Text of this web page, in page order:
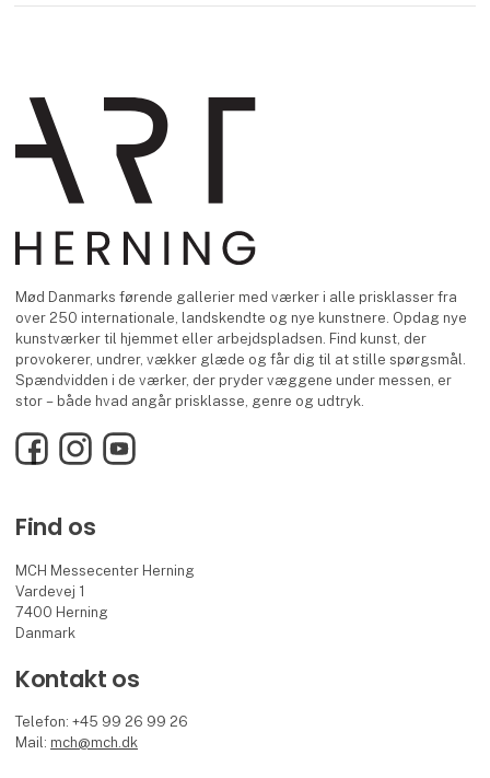
Mød Danmarks førende gallerier med værker i alle prisklasser fra
over 250 internationale, landskendte og nye kunstnere. Opdag nye
kunstværker til hjemmet eller arbejdspladsen. Find kunst, der
provokerer, undrer, vækker glæde og får dig til at stille spørgsmål.
Spændvidden i de værker, der pryder væggene under messen, er
stor – både hvad angår prisklasse, genre og udtryk.
FacebookInstagramYouTube
Find os
MCH Messecenter Herning
Vardevej 1
7400 Herning
Danmark
Kontakt os
Telefon: +45 99 26 99 26
Mail: mch@mch.dk